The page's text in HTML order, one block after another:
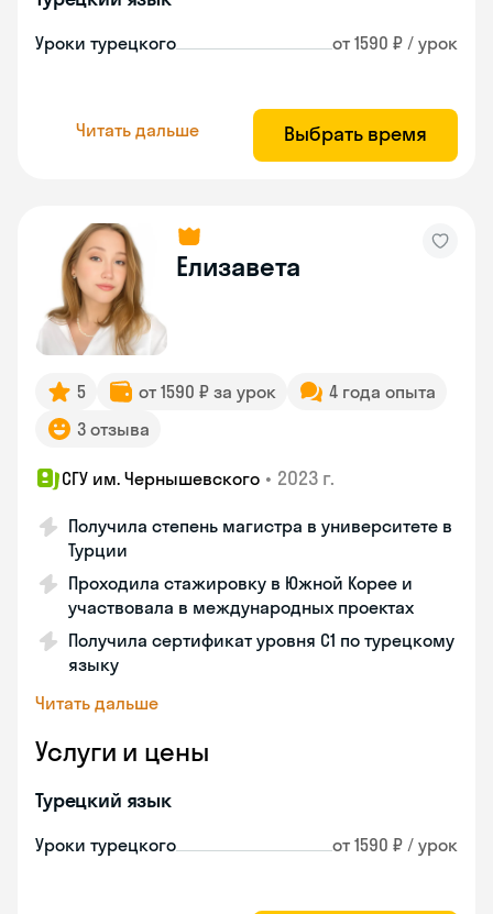
Уроки турецкого от 1590 ₽ / урок
Читать дальше Выбрать время
Елизавета
5 от 1590 ₽ за урок
4 года опыта
3 отзыва
СГУ им. Чернышевского • 2023 г.
Получила степень магистра в университете в
Турции
Проходила стажировку в Южной Корее и
участвовала в международных проектах
Получила сертификат уровня C1 по турецкому
языку
Читать дальше
Услуги и цены
Турецкий язык
Уроки турецкого от 1590 ₽ / урок